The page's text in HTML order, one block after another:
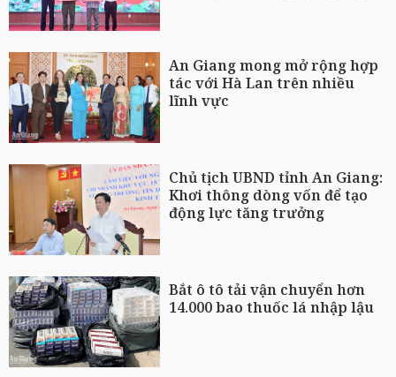
An Giang mong mở rộng hợp
tác với Hà Lan trên nhiều
lĩnh vực
Chủ tịch UBND tỉnh An Giang:
Khơi thông dòng vốn để tạo
động lực tăng trưởng
Bắt ô tô tải vận chuyển hơn
14.000 bao thuốc lá nhập lậu